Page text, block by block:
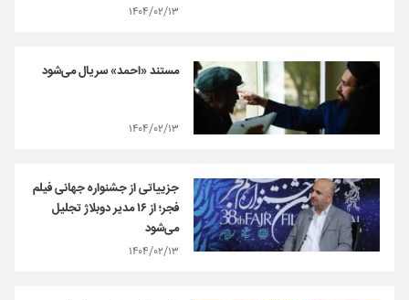
۱۴۰۴/۰۲/۱۳
مستند «احمد» سریال می‌شود
۱۴۰۴/۰۲/۱۳
جزییاتی از جشنواره جهانی فیلم
فجر؛ از ۱۶ مدیر دوبلاژ تجلیل
می‌شود
۱۴۰۴/۰۲/۱۳